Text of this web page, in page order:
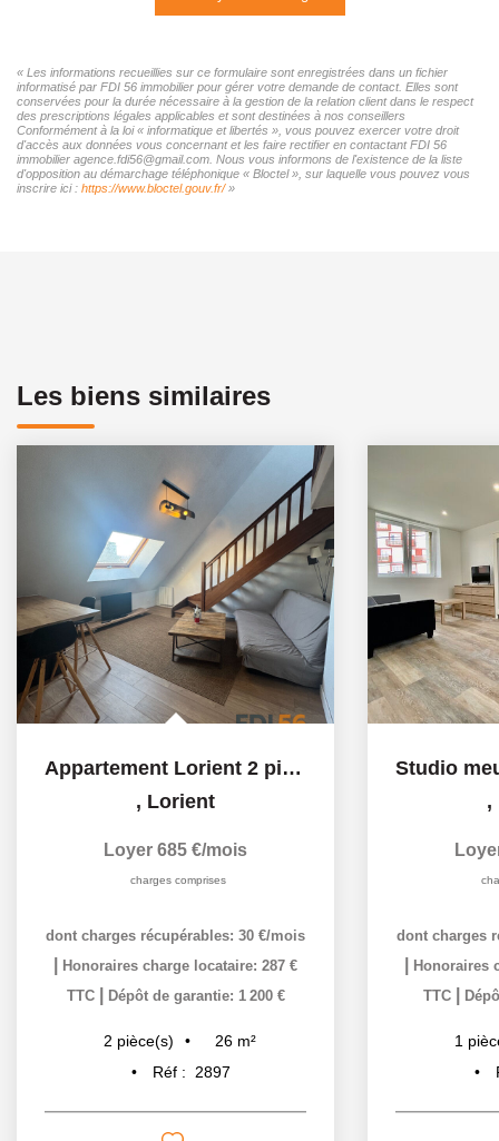
« Les informations recueillies sur ce formulaire sont enregistrées dans un fichier
informatisé par FDI 56 immobilier pour gérer votre demande de contact. Elles sont
conservées pour la durée nécessaire à la gestion de la relation client dans le respect
des prescriptions légales applicables et sont destinées à nos conseillers
Conformément à la loi « informatique et libertés », vous pouvez exercer votre droit
d'accès aux données vous concernant et les faire rectifier en contactant FDI 56
immobilier agence.fdi56@gmail.com. Nous vous informons de l'existence de la liste
d'opposition au démarchage téléphonique « Bloctel », sur laquelle vous pouvez vous
inscrire ici : https://www.bloctel.gouv.fr/»
Les biens similaires
Appartement Lorient 2 pièce(s) 26.11 m2
, Lorient
Loyer 685 €/mois
charges comprises
dont charges récupérables: 30 €/mois
Honoraires charge locataire: 287 €
TTC
Dépôt de garantie: 1 200 €
2 pièce(s) 26 m²
Réf :
2897
,
dont charges
Honoraires
TTC
1